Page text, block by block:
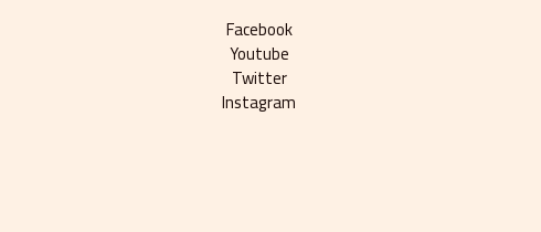
Facebook
Youtube
Twitter
Instagram